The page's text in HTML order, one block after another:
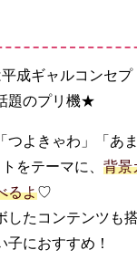
平成ギャルコンセ
題のプリ機★
つよきゃわ」「あ
をテーマに、 背景
るよ♡
したコンテンツも
におすすめ！